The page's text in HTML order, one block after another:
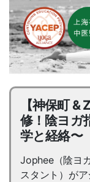
【神保町
修！陰ヨガ
学と経絡〜
Jophee（陰ヨ
スタント）が